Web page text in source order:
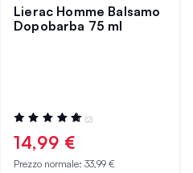
Lierac Homme Balsamo
Dopobarba 75 ml
Valutazione:
100%
(2)
14,99 €
Prezzo normale: 33,99 €